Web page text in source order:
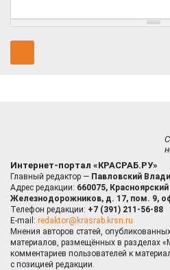
Интернет-портал «КРАСРАБ.РУ»
Главный редактор — Павловский
Адрес редакции: 660075,
Железнодорожников, д. 17, пом. 9,
Телефон редакции: +7 (391) 211-56-88
E-mail: redaktor@krasrab.krsn.ru
Мнения авторов статей,
материалов, размещённых в разделах
комментариев пользователей к
с позицией редакции.